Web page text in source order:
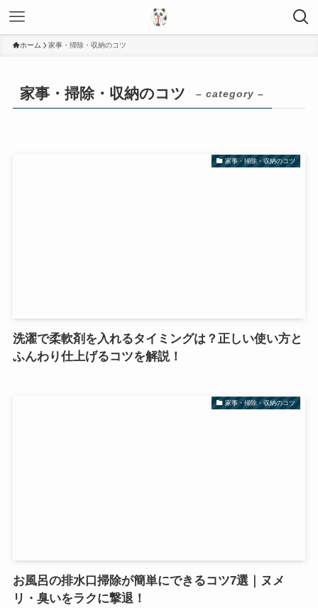
ホーム 家事・掃除・収納のコツ
家事・掃除・収納のコツ – category –
家事・掃除・収納のコツ
洗濯で柔軟剤を入れるタイミングは？正しい使い方と
ふんわり仕上げるコツを解説！
家事・掃除・収納のコツ
お風呂の排水口掃除が簡単にできるコツ7選｜ヌメ
リ・臭いをラクに撃退！